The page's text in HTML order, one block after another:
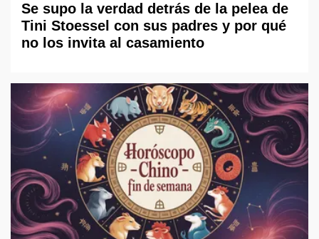
Se supo la verdad detrás de la pelea de
Tini Stoessel con sus padres y por qué
no los invita al casamiento